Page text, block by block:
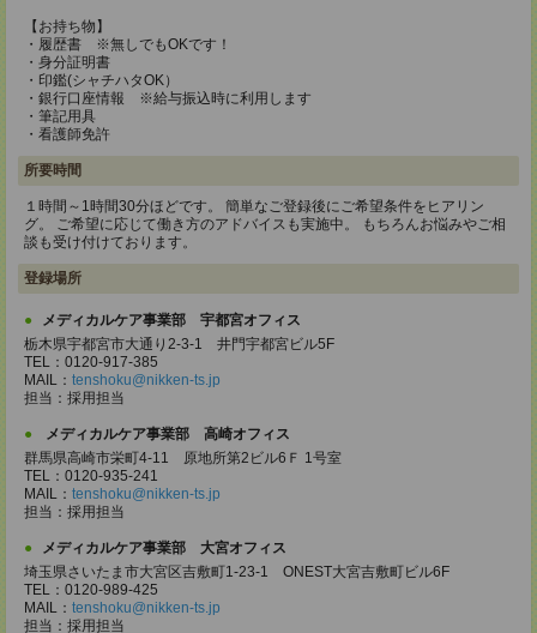
【お持ち物】
・履歴書 ※無しでもOKです！
・身分証明書
・印鑑(シャチハタOK）
・銀行口座情報 ※給与振込時に利用します
・筆記用具
・看護師免許
所要時間
１時間～1時間30分ほどです。 簡単なご登録後にご希望条件をヒアリン
グ。 ご希望に応じて働き方のアドバイスも実施中。 もちろんお悩みやご相
談も受け付けております。
登録場所
メディカルケア事業部 宇都宮オフィス
栃木県宇都宮市大通り2-3-1 井門宇都宮ビル5F
TEL：0120-917-385
MAIL： tenshoku@nikken-ts.jp
担当：採用担当
メディカルケア事業部 高崎オフィス
群馬県高崎市栄町4-11 原地所第2ビル6Ｆ 1号室
TEL：0120-935-241
MAIL： tenshoku@nikken-ts.jp
担当：採用担当
メディカルケア事業部 大宮オフィス
埼玉県さいたま市大宮区吉敷町1-23-1 ONEST大宮吉敷町ビル6F
TEL：0120-989-425
MAIL： tenshoku@nikken-ts.jp
担当：採用担当